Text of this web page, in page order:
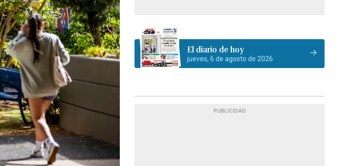
El diario de hoy
jueves, 6 de agosto de 2026
PUBLICIDAD